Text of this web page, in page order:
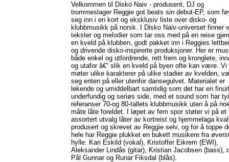
Velkommen til Disko Naiv - produsent, DJ og
trommeslager Reggie got beats sin debut-EP, som
seg inn i en kort og eksklusiv liste over disko- og
klubbmusikk på norsk. I Disko Naiv-universet finner
tekster og melodier som tar oss med på en reise
en kveld på klubben, godt pakket inn i Reggies
og drivende disko-inspirerte produksjoner. Her er
både enkel og utfordrende, rett frem og kronglete,
og utafor â€“ slik en kveld på byen ofte kan være. Vi
møter ulike karakterer på ulike stadier av kvelden,
seg enten på eller utenfor dansegulvet. Materialet er
lekende og umiddelbart samtidig som det har en
underfundig og seriøs side, med et sound som har
referanser 70-og 80-tallets klubbmusikk uten å på
måte låte foreldet. I løpet av fem spor støter vi på et
assortert utvalg låter av kortreist og hjemmelaga
produsert og skrevet av Reggie selv, og for å toppe
hele har Reggie plukket en bukett musikere fra
hylle: Kari Eskild (vokal), Kristoffer Eikrem (EWI),
Aleksander Lindås (gitar), Kristian Jacobsen (bass),
Pål Gunnar og Runar Fiksdal (blås).